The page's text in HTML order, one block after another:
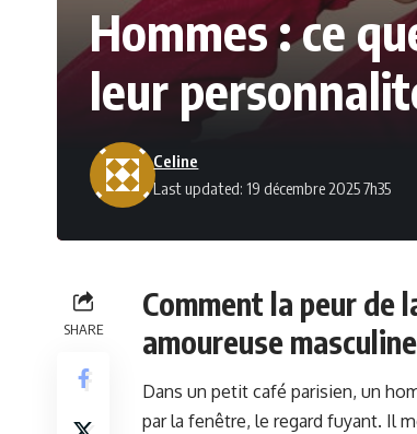
Hommes : ce
leur
Last updated: 19 décembre 2025 7h35
Celine
SHARE
Comment la peur de
amoureuse masculine
Dans un petit café parisien, un
par la fenêtre, le regard fuyant. Il